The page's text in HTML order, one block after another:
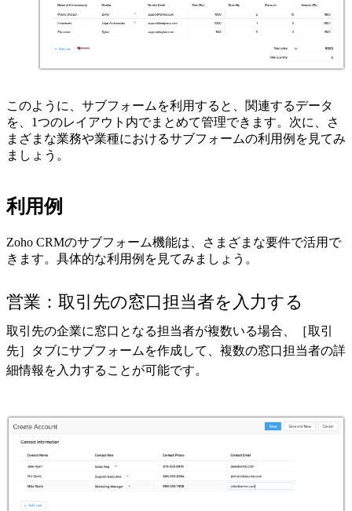
このように、サブフォームを利用すると、関連するデータ
を、1つのレイアウト内でまとめて管理できます。次に、さ
まざまな業務や業種におけるサブフォームの利用例を見てみ
ましょう。
利用例
Zoho CRMのサブフォーム機能は、さまざまな要件で活用で
きます。具体的な利用例を見てみましょう。
営業：取引先の窓口担当者を入力する
取引先の企業に窓口となる担当者が複数いる場合、［取引
先］タブにサブフォームを作成して、複数の窓口担当者の詳
細情報を入力することが可能です。